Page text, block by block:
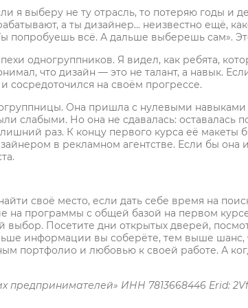
я выберу не ту отрасль, то потеряю годы и
а ты дизайнер... неизвестно ещё,
всё. А дальше выберешь сам». Это
одногруппников. Я видел, как ребята,
что дизайн — это не талант, а навык.
сосредоточился на своём прогрессе.
Она пришла с нулевыми навыками
слабыми. Но она не сдавалась: оставалась
раз. К концу первого курса её макеты
в рекламном агентстве. Если бы она
своё место, если дать себе время на
на программы с общей базой на первом
выбор. Посетите дни открытых дверей,
информации вы соберёте, тем выше шанс,
портфолио и любовью к своей работе. А
ИНН 7813668446 Erid: